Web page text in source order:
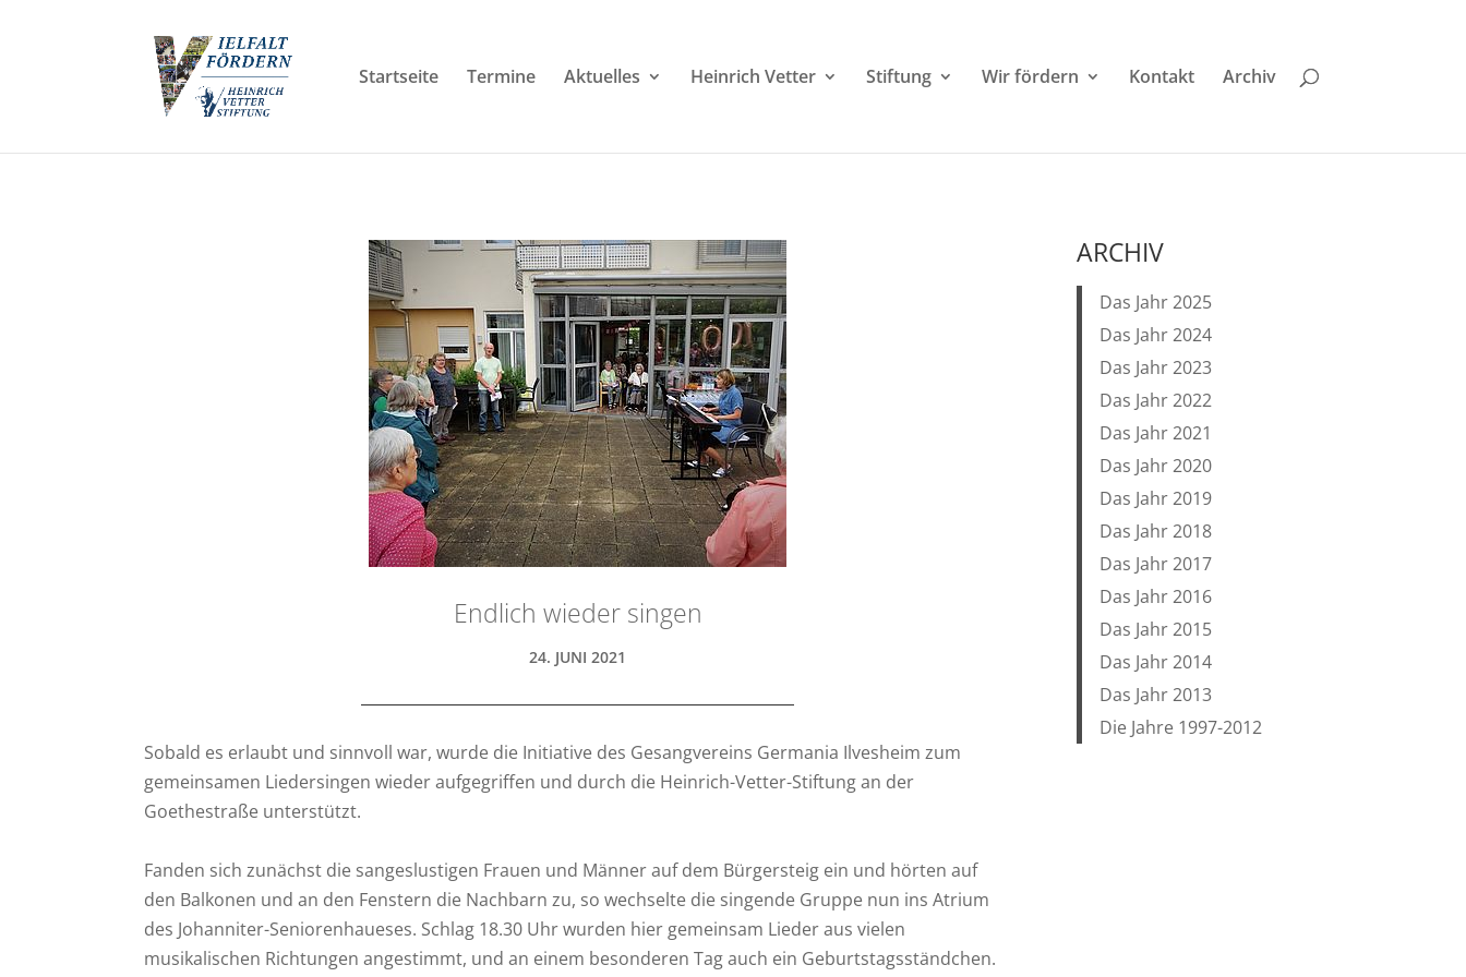
Startseite Termine Aktuelles Heinrich Vetter Stiftung Wir fördern Kontakt Archiv
Endlich wieder singen
24. JUNI 2021
Sobald es erlaubt und sinnvoll war, wurde die Initiative des Gesangvereins Germania Ilvesheim zum
gemeinsamen Liedersingen wieder aufgegriffen und durch die Heinrich-Vetter-Stiftung an der
Goethestraße unterstützt.
Fanden sich zunächst die sangeslustigen Frauen und Männer auf dem Bürgersteig ein und hörten auf
den Balkonen und an den Fenstern die Nachbarn zu, so wechselte die singende Gruppe nun ins Atrium
des Johanniter-Seniorenhaueses. Schlag 18.30 Uhr wurden hier gemeinsam Lieder aus vielen
musikalischen Richtungen angestimmt, und an einem besonderen Tag auch ein Geburtstagsständchen.
ARCHIV
Das Jahr 2025
Das Jahr 2024
Das Jahr 2023
Das Jahr 2022
Das Jahr 2021
Das Jahr 2020
Das Jahr 2019
Das Jahr 2018
Das Jahr 2017
Das Jahr 2016
Das Jahr 2015
Das Jahr 2014
Das Jahr 2013
Die Jahre 1997-2012